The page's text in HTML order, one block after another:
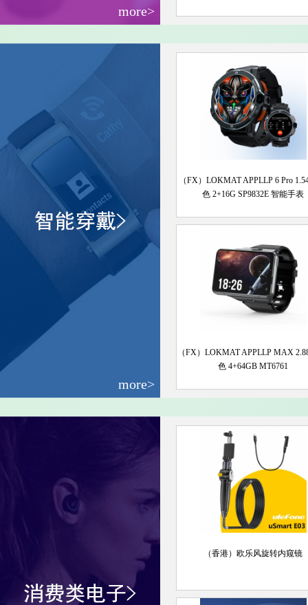
more>
more>
（FX）LOKMAT APPLLP 6 Pro
色 2+16G SP9832E 智能手表
（FX）LOKMAT APPLLP MAX
色 4+64GB MT6761
（香港）欧乐风旋转内窥镜